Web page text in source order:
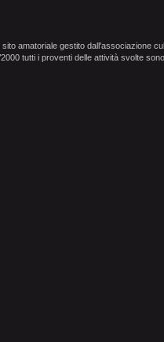
sito amatoriale gestito dall'associazione
tutti i proventi delle attività svolte